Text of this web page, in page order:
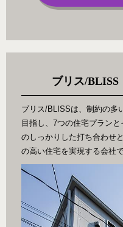
ブリス/BLISS
ブリス/BLISSは、制約の多
目指し、7つの住宅プラン
のしっかりした打ち合わせ
の高い住宅を実現する会社で